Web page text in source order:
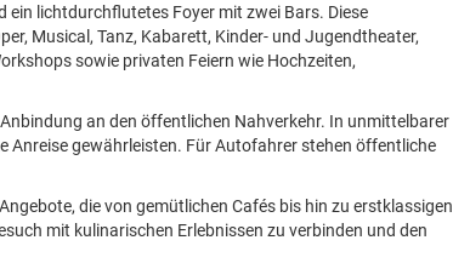
lichtdurchflutetes Foyer mit zwei Bars. Diese
Musical, Tanz, Kabarett, Kinder- und Jugendtheater,
sowie privaten Feiern wie Hochzeiten,
an den öffentlichen Nahverkehr. In unmittelbarer
Anreise gewährleisten. Für Autofahrer stehen öffentliche
die von gemütlichen Cafés bis hin zu erstklassigen
mit kulinarischen Erlebnissen zu verbinden und den